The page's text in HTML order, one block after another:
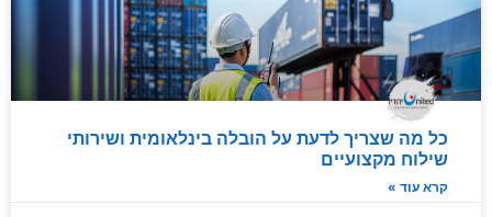
כל מה שצריך לדעת על הובלה בינלאומית ושירותי
שילוח מקצועיים
קרא עוד »